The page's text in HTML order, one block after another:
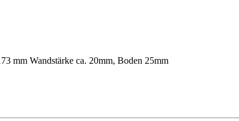
mm Wandstärke ca. 20mm, Boden 25mm